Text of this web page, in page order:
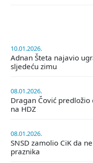
10.01.2026.
Adnan Šteta najavio
sljedeću zimu
08.01.2026.
Dragan Čović
na HDZ
08.01.2026.
SNSD zamolio CiK da
praznika